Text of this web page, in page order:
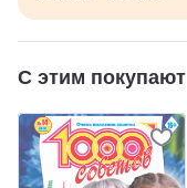
С этим покупают